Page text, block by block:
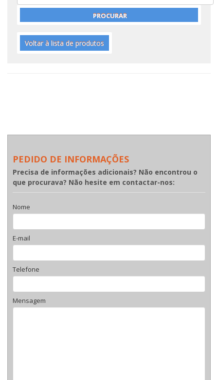
Voltar à lista de produtos
PEDIDO DE INFORMAÇÕES
Precisa de informações adicionais? Não encontrou o
que procurava? Não hesite em contactar-nos:
Nome
E-mail
Telefone
Mensagem